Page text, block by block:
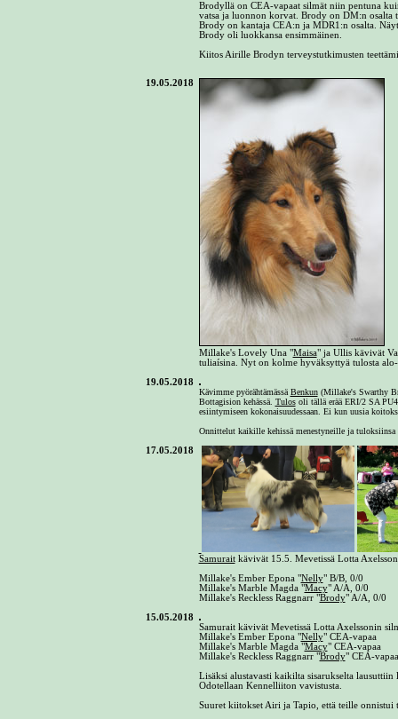
Brodyllä on CEA-vapaat silmät niin pentuna
vatsa ja luonnon korvat. Brody on DM:n osalta
Brody on kantaja CEA:n ja MDR1:n osalta.
Brody oli luokkansa ensimmäinen.
Kiitos Airille Brodyn terveystutkimusten
19.05.2018
Millake's Lovely Una "Maisa" ja Ullis kävivät
tuliaísina. Nyt on kolme hyväksyttyä tulosta
19.05.2018
Kävimme pyörähtämässä Benkun(Millake's Swarthy
Bottagision kehässä. Tulosoli tällä erää ERI/2 SA
esiintymiseen kokonaisuudessaan. Ei kun uusia
Onnittelut kaikille kehissä menestyneille ja
17.05.2018
Samuraitkävivät 15.5. Mevetissä Lotta
Millake's Ember Epona "Nelly" B/B, 0/0
Millake's Marble Magda "Macy" A/A, 0/0
Millake's Reckless Raggnarr "Brody" A/A, 0/0
15.05.2018
Samurait kävivät Mevetissä Lotta Axelssonin
Millake's Ember Epona "Nelly" CEA-vapaa
Millake's Marble Magda "Macy" CEA-vapaa
Millake's Reckless Raggnarr "Brody" CEA-vapaa
Lisäksi alustavasti kaikilta sisarukselta
Odotellaan Kennelliiton vavistusta.
Suuret kiitokset Airi ja Tapio, että teille onnistui